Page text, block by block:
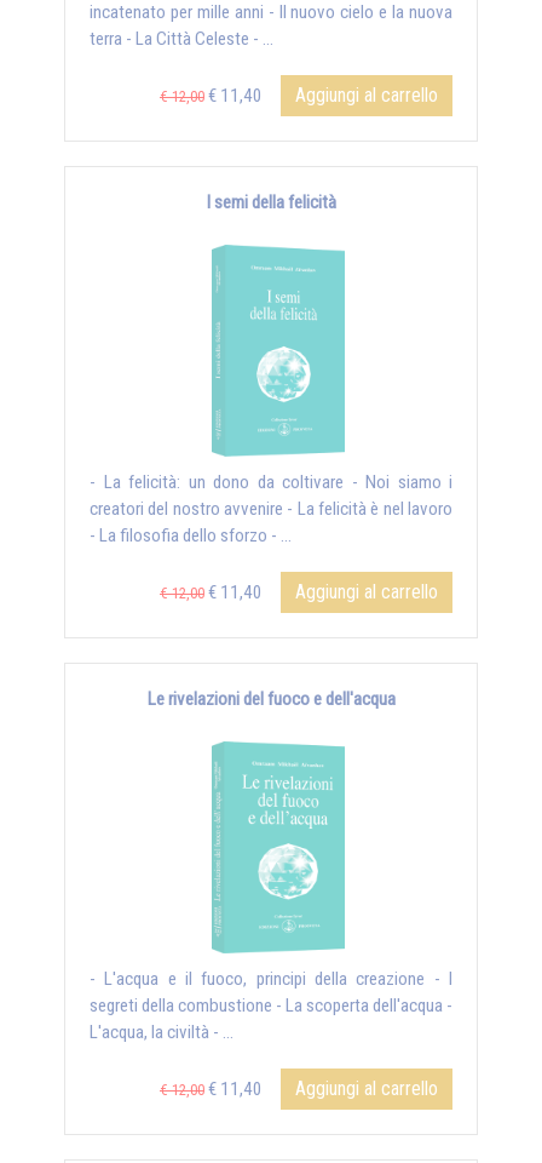
incatenato per mille anni - Il nuovo cielo e la nuova
terra - La Città Celeste - ...
€ 12,00 € 11,40 Aggiungi al carrello
I semi della felicità
- La felicità: un dono da coltivare - Noi siamo i
creatori del nostro avvenire - La felicità è nel lavoro
- La filosofia dello sforzo - ...
€ 12,00 € 11,40 Aggiungi al carrello
Le rivelazioni del fuoco e dell'acqua
- L'acqua e il fuoco, principi della creazione - I
segreti della combustione - La scoperta dell'acqua -
L'acqua, la civiltà - ...
€ 12,00 € 11,40 Aggiungi al carrello